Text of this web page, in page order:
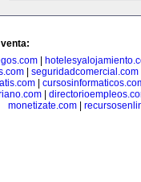
| seguridadcomercial.com
|
monetizate.com|